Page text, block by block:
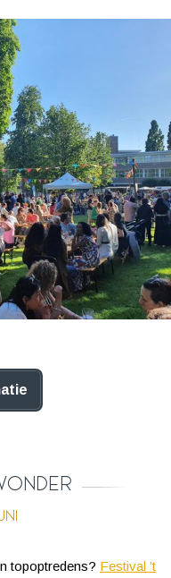
topoptredens? Festival ’t